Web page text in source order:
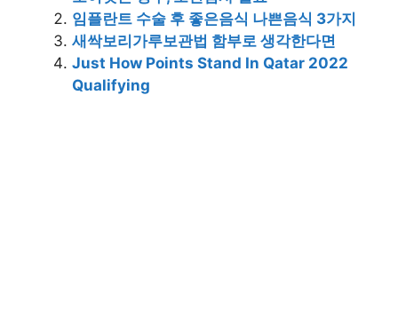
임플란트 수술 후 좋은음식 나쁜음식 3가지
새싹보리가루보관법 함부로 생각한다면
Just How Points Stand In Qatar 2022
Qualifying